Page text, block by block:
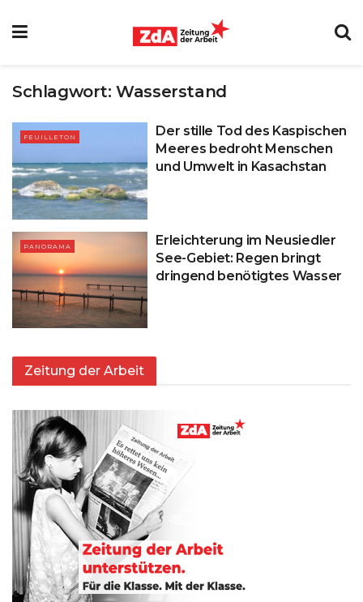
Schlagwort:Wasserstand
FEUILLETON
Der stille Tod des Kaspischen
Meeres bedroht Menschen
und Umwelt in Kasachstan
PANORAMA
Erleichterung im Neusiedler
See-Gebiet: Regen bringt
dringend benötigtes Wasser
Zeitung der Arbeit